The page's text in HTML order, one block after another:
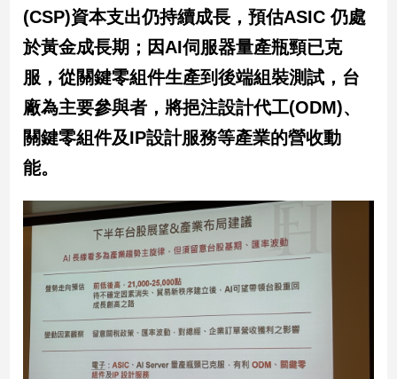
專
區
南
台
灣
觀
南
娛
(CSP)資本支出仍持續成長，預估ASIC 仍處
於黃金成長期；因AI伺服器量產瓶頸已克
服，從關鍵零組件生產到後端組裝測試，台
廠為主要參與者，將挹注設計代工(ODM)、
關鍵零組件及IP設計服務等產業的營收動
能。